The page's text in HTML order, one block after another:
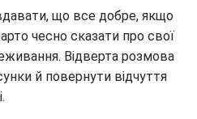
що все добре, якщо
чесно сказати про свої
Відверта розмова
й повернути відчуття